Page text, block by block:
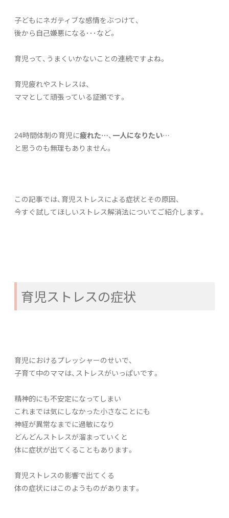
子どもにネガティブな感情をぶつけて、
後から自己嫌悪になる･･･など。
育児って、うまくいかないことの連続ですよね。
育児疲れやストレスは、
ママとして頑張っている証拠です。
24時間体制の育児に疲れた…、 一人になりたい…
と思うのも無理もありません。
この記事では、育児ストレスによる症状とその原因、
今すぐ試してほしいストレス解消法についてご紹介します。
育児ストレスの症状
育児におけるプレッシャーのせいで、
子育て中のママは、ストレスがいっぱいです。
精神的にも不安定になってしまい
これまでは気にしなかった小さなことにも
神経が異常なまでに過敏になり
どんどんストレスが溜まっていくと
体に症状が出てくることもあります。
育児ストレスの影響で出てくる
体の症状にはこのようものがあります。